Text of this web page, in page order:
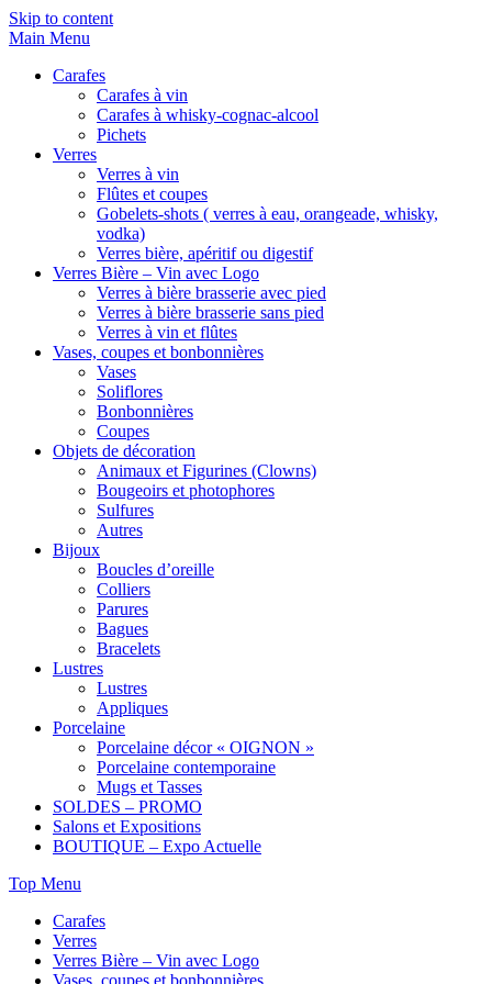
Skip to content
Main Menu
Carafes
Carafes à vin
Carafes à whisky-cognac-alcool
Pichets
Verres
Verres à vin
Flûtes et coupes
Gobelets-shots ( verres à eau, orangeade, whisky,
vodka)
Verres bière, apéritif ou digestif
Verres Bière – Vin avec Logo
Verres à bière brasserie avec pied
Verres à bière brasserie sans pied
Verres à vin et flûtes
Vases, coupes et bonbonnières
Vases
Soliflores
Bonbonnières
Coupes
Objets de décoration
Animaux et Figurines (Clowns)
Bougeoirs et photophores
Sulfures
Autres
Bijoux
Boucles d’oreille
Colliers
Parures
Bagues
Bracelets
Lustres
Lustres
Appliques
Porcelaine
Porcelaine décor « OIGNON »
Porcelaine contemporaine
Mugs et Tasses
SOLDES – PROMO
Salons et Expositions
BOUTIQUE – Expo Actuelle
Top Menu
Carafes
Verres
Verres Bière – Vin avec Logo
Vases, coupes et bonbonnières